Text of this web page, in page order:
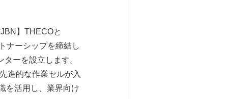
】THECOと
ナーシップを締結し
ーを設立します。
進的な作業セルが入
を活用し、業界向け